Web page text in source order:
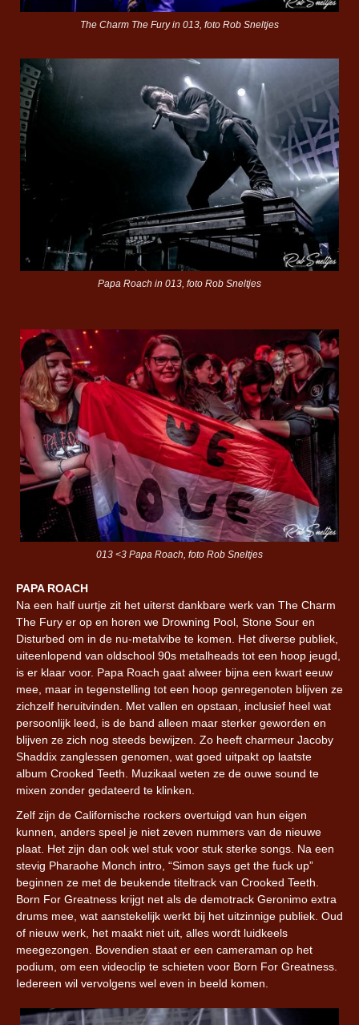
The Charm The Fury in 013, foto Rob Sneltjes
Papa Roach in 013, foto Rob Sneltjes
013 <3 Papa Roach, foto Rob Sneltjes
PAPA ROACH
Na een half uurtje zit het uiterst dankbare werk van The Charm
The Fury er op en horen we Drowning Pool, Stone Sour en
Disturbed om in de nu-metalvibe te komen. Het diverse publiek,
uiteenlopend van oldschool 90s metalheads tot een hoop jeugd,
is er klaar voor. Papa Roach gaat alweer bijna een kwart eeuw
mee, maar in tegenstelling tot een hoop genregenoten blijven ze
zichzelf heruitvinden. Met vallen en opstaan, inclusief heel wat
persoonlijk leed, is de band alleen maar sterker geworden en
blijven ze zich nog steeds bewijzen. Zo heeft charmeur Jacoby
Shaddix zanglessen genomen, wat goed uitpakt op laatste
album Crooked Teeth. Muzikaal weten ze de ouwe sound te
mixen zonder gedateerd te klinken.
Zelf zijn de Californische rockers overtuigd van hun eigen
kunnen, anders speel je niet zeven nummers van de nieuwe
plaat. Het zijn dan ook wel stuk voor stuk sterke songs. Na een
stevig Pharaohe Monch intro, “Simon says get the fuck up”
beginnen ze met de beukende titeltrack van Crooked Teeth.
Born For Greatness krijgt net als de demotrack Geronimo extra
drums mee, wat aanstekelijk werkt bij het uitzinnige publiek. Oud
of nieuw werk, het maakt niet uit, alles wordt luidkeels
meegezongen. Bovendien staat er een cameraman op het
podium, om een videoclip te schieten voor Born For Greatness.
Iedereen wil vervolgens wel even in beeld komen.